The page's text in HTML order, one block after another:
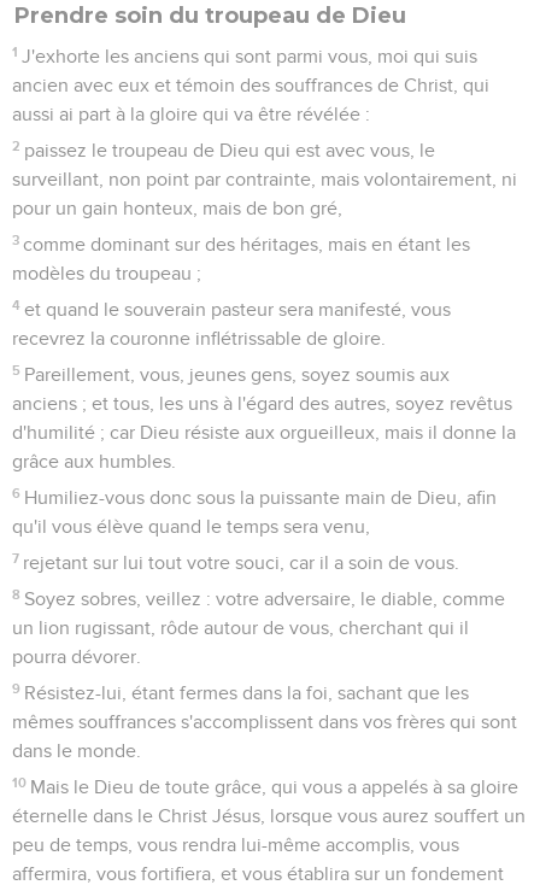
Prendre soin du troupeau de Dieu
1 J'exhorte les anciens qui sont parmi vous, moi qui suis
ancien avec eux et témoin des souffrances de Christ, qui
aussi ai part à la gloire qui va être révélée :
2 paissez le troupeau de Dieu qui est avec vous, le
surveillant, non point par contrainte, mais volontairement, ni
pour un gain honteux, mais de bon gré,
3 comme dominant sur des héritages, mais en étant les
modèles du troupeau ;
4 et quand le souverain pasteur sera manifesté, vous
recevrez la couronne inflétrissable de gloire.
5 Pareillement, vous, jeunes gens, soyez soumis aux
anciens ; et tous, les uns à l'égard des autres, soyez revêtus
d'humilité ; car Dieu résiste aux orgueilleux, mais il donne la
grâce aux humbles.
6 Humiliez-vous donc sous la puissante main de Dieu, afin
qu'il vous élève quand le temps sera venu,
7 rejetant sur lui tout votre souci, car il a soin de vous.
8 Soyez sobres, veillez : votre adversaire, le diable, comme
un lion rugissant, rôde autour de vous, cherchant qui il
pourra dévorer.
9 Résistez-lui, étant fermes dans la foi, sachant que les
mêmes souffrances s'accomplissent dans vos frères qui sont
dans le monde.
10 Mais le Dieu de toute grâce, qui vous a appelés à sa gloire
éternelle dans le Christ Jésus, lorsque vous aurez souffert un
peu de temps, vous rendra lui-même accomplis, vous
affermira, vous fortifiera, et vous établira sur un fondement